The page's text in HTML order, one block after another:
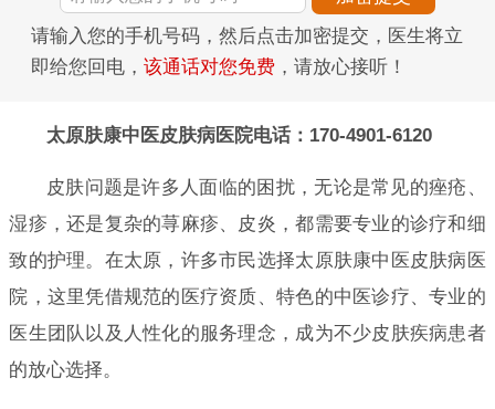
请输入您的手机号码，然后点击加密提交，医生将立
即给您回电， 该通话对您免费 ，请放心接听！
太原肤康中医皮肤病医院电话：170-4901-6120
皮肤问题是许多人面临的困扰，无论是常见的痤疮、
湿疹，还是复杂的荨麻疹、皮炎，都需要专业的诊疗和细
致的护理。在太原，许多市民选择太原肤康中医皮肤病医
院，这里凭借规范的医疗资质、特色的中医诊疗、专业的
医生团队以及人性化的服务理念，成为不少皮肤疾病患者
的放心选择。